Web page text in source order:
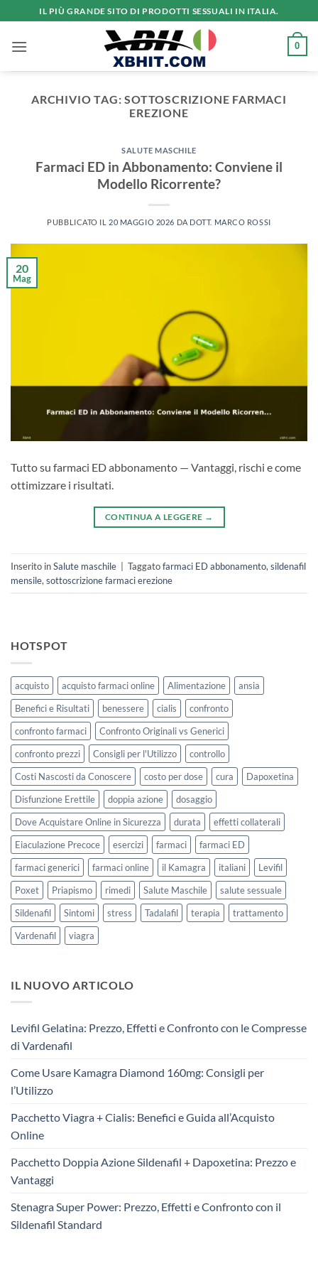
ai
contenuti
IL PIÙ GRANDE SITO DI PRODOTTI SESSUALI IN ITALIA.
0
ARCHIVIO TAG:SOTTOSCRIZIONE FARMACI
EREZIONE
SALUTE MASCHILE
Farmaci ED in Abbonamento: Conviene il
Modello Ricorrente?
PUBBLICATO IL 20 MAGGIO 2026 DA DOTT. MARCO ROSSI
20
Mag
Tutto su farmaci ED abbonamento — Vantaggi, rischi e come
ottimizzare i risultati.
CONTINUA A LEGGERE →
Inserito inSalute maschile Taggatofarmaci ED abbonamento, sildenafil
mensile, sottoscrizione farmaci erezione
HOTSPOT
acquisto acquisto farmaci online Alimentazione
ansia
Benefici e Risultati
benessere cialis
confronto
confronto farmaci
Confronto Originali vs Generici
confronto prezzi
Consigli per l'Utilizzo
controllo
Costi Nascosti da Conoscere
costo per dose cura
Dapoxetina
Disfunzione Erettile
doppia azione
dosaggio
Dove Acquistare Online in Sicurezza
durata
effetti collaterali
Eiaculazione Precoce
esercizi farmaci
farmaci ED
farmaci generici
farmaci online il Kamagra italiani
Levifil
Poxet
Priapismo rimedi Salute Maschile
salute sessuale
Sildenafil
Sintomi stress Tadalafil terapia
trattamento
Vardenafil
viagra
IL NUOVO ARTICOLO
Levifil Gelatina: Prezzo, Effetti e Confronto con le Compresse
di Vardenafil
Come Usare Kamagra Diamond 160mg: Consigli per
l’Utilizzo
Pacchetto Viagra + Cialis: Benefici e Guida all’Acquisto
Online
Pacchetto Doppia Azione Sildenafil + Dapoxetina: Prezzo e
Vantaggi
Stenagra Super Power: Prezzo, Effetti e Confronto con il
Sildenafil Standard